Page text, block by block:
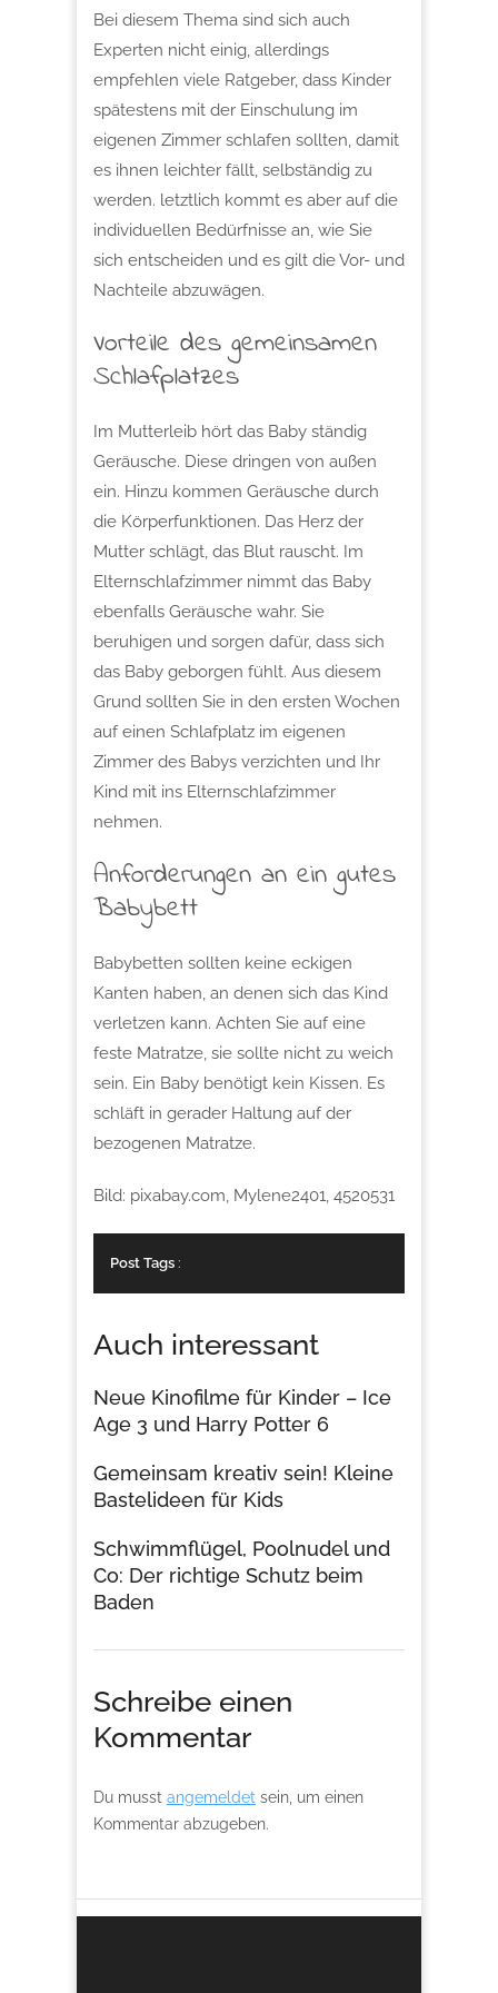
Bei diesem Thema sind sich auch
Experten nicht einig, allerdings
empfehlen viele Ratgeber, dass Kinder
spätestens mit der Einschulung im
eigenen Zimmer schlafen sollten, damit
es ihnen leichter fällt, selbständig zu
werden. letztlich kommt es aber auf die
individuellen Bedürfnisse an, wie Sie
sich entscheiden und es gilt die Vor- und
Nachteile abzuwägen.
Vorteile des gemeinsamen
Schlafplatzes
Im Mutterleib hört das Baby ständig
Geräusche. Diese dringen von außen
ein. Hinzu kommen Geräusche durch
die Körperfunktionen. Das Herz der
Mutter schlägt, das Blut rauscht. Im
Elternschlafzimmer nimmt das Baby
ebenfalls Geräusche wahr. Sie
beruhigen und sorgen dafür, dass sich
das Baby geborgen fühlt. Aus diesem
Grund sollten Sie in den ersten Wochen
auf einen Schlafplatz im eigenen
Zimmer des Babys verzichten und Ihr
Kind mit ins Elternschlafzimmer
nehmen.
Anforderungen an ein gutes
Babybett
Babybetten sollten keine eckigen
Kanten haben, an denen sich das Kind
verletzen kann. Achten Sie auf eine
feste Matratze, sie sollte nicht zu weich
sein. Ein Baby benötigt kein Kissen. Es
schläft in gerader Haltung auf der
bezogenen Matratze.
Bild: pixabay.com, Mylene2401, 4520531
Post Tags :
Auch interessant
Neue Kinofilme für Kinder – Ice
Age 3 und Harry Potter 6
Gemeinsam kreativ sein! Kleine
Bastelideen für Kids
Schwimmflügel, Poolnudel und
Co: Der richtige Schutz beim
Baden
Schreibe einen
Kommentar
Du musst angemeldet sein, um einen
Kommentar abzugeben.